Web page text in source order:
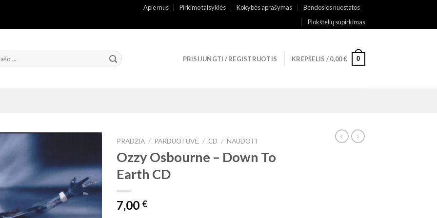
Apie mus Pirkimo taisyklės Kokybės aprašymas
Bendosios nuostatos
Plokštelių supirkimas
PRISIJUNGTI / REGISTRUOTIS KREPŠELIS /0,00€ 0
PRADŽIA / PARDUOTUVĖ / CD / NAUDOTI
Ozzy Osbourne – Down To
Earth CD
7,00 €